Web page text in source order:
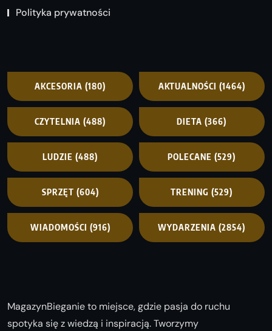
Polityka prywatności
AKCESORIA (180) AKTUALNOŚCI (1464)
CZYTELNIA (488) DIETA (366)
LUDZIE (488) POLECANE (529)
SPRZĘT (604) TRENING (529)
WIADOMOŚCI (916) WYDARZENIA (2854)
MagazynBieganie to miejsce, gdzie pasja do ruchu
spotyka się z wiedzą i inspiracją. Tworzymy